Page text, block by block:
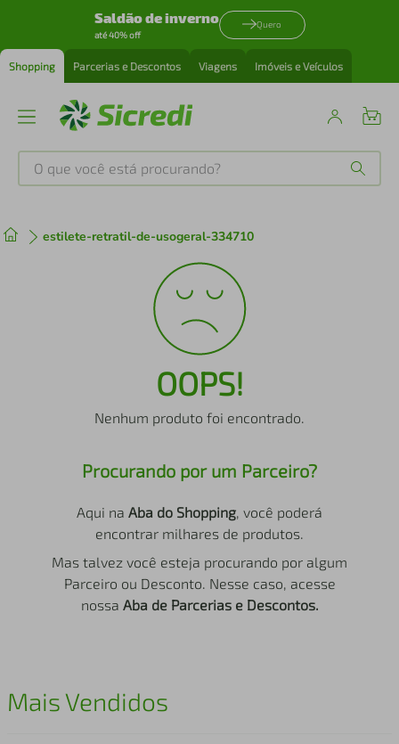
Saldão de inverno
até 40% off
Quero
Shopping Parcerias e Descontos Viagens Imóveis e Veículos
O que você está procurando?
estilete-retratil-de-usogeral-334710
OOPS!
Nenhum produto foi encontrado.
Procurando por um Parceiro?
Aqui na Aba do Shopping, você poderá
encontrar milhares de produtos.
Mas talvez você esteja procurando por algum
Parceiro ou Desconto. Nesse caso, acesse
nossa Aba de Parcerias e Descontos.
Mais Vendidos